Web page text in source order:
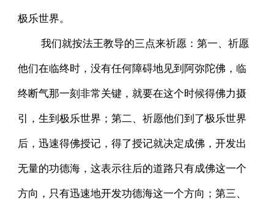
极乐世界。
我们就按法王教导的三点来祈愿：第一、祈愿
他们在临终时，没有任何障碍地见到阿弥陀佛，临
终断气那一刻非常关键，就要在这个时候得佛力摄
引，生到极乐世界；第二、祈愿他们到了极乐世界
后，迅速得佛授记，得了授记就决定成佛，开发出
无量的功德海，这表示往后的道路只有成佛这一个
方向，只有迅速地开发功德海这一个方向；第三、